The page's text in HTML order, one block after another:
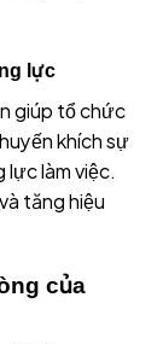
lực
giúp tổ chức
khích sự
làm việc.
tăng hiệu
của